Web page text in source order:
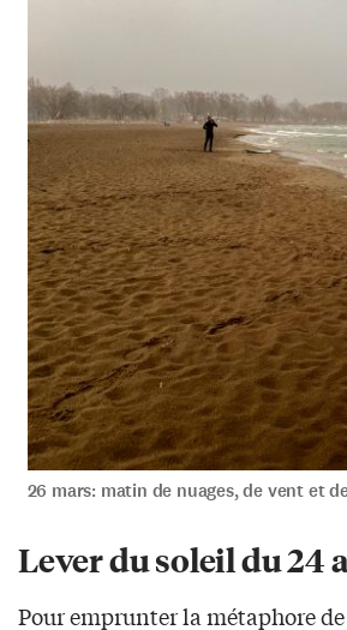
26 mars: matin de nuages, de vent et
Lever du soleil du 24
Pour emprunter la métaphore